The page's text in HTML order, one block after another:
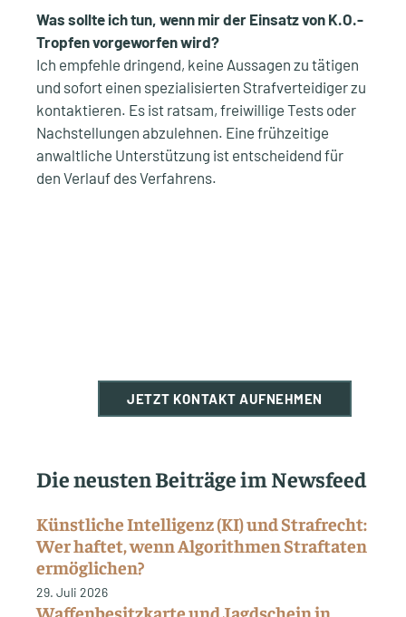
Was sollte ich tun, wenn mir der Einsatz von K.O.-
Tropfen vorgeworfen wird?
Ich empfehle dringend, keine Aussagen zu tätigen
und sofort einen spezialisierten Strafverteidiger zu
kontaktieren. Es ist ratsam, freiwillige Tests oder
Nachstellungen abzulehnen. Eine frühzeitige
anwaltliche Unterstützung ist entscheidend für
den Verlauf des Verfahrens.
JETZT KONTAKT AUFNEHMEN
Die neusten Beiträge im Newsfeed
Künstliche Intelligenz (KI) und Strafrecht:
Wer haftet, wenn Algorithmen Straftaten
ermöglichen?
29. Juli 2026
Waffenbesitzkarte und Jagdschein in